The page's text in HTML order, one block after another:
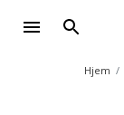
Hjem